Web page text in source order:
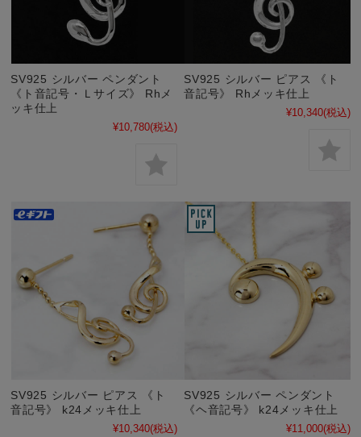
SV925 シルバー ペンダント
《ト音記号・Ｌサイズ》 Rhメ
ッキ仕上
¥10,780(税込)
SV925 シルバー ピアス 《ト
音記号》 Rhメッキ仕上
¥10,340(税込)
SV925 シルバー ピアス 《ト
音記号》 k24メッキ仕上
¥10,340(税込)
SV925 シルバー ペンダント
《ヘ音記号》 k24メッキ仕上
¥11,000(税込)